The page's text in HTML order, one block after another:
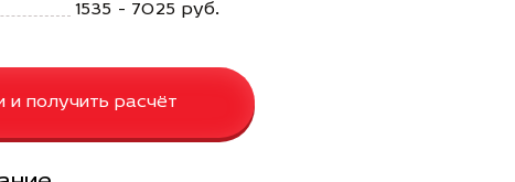
1535 - 7025 руб.
и получить расчёт